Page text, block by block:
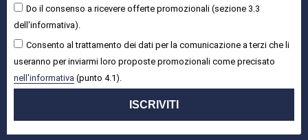
Do il consenso a ricevere offerte promozionali (sezione 3.3
dell'informativa).
Consento al trattamento dei dati per la comunicazione a terzi che li
useranno per inviarmi loro proposte promozionali come precisato
nell'informativa (punto 4.1).
ISCRIVITI